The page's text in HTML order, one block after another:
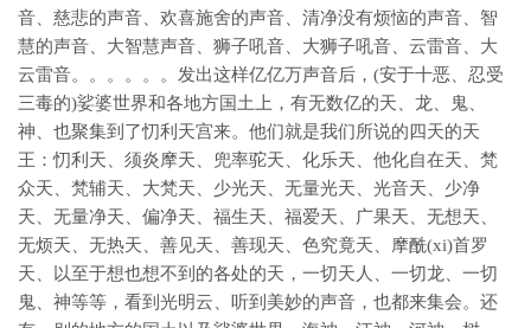
音、慈悲的声音、欢喜施舍的声音、清净没有烦恼的声音、智
慧的声音、大智慧声音、狮子吼音、大狮子吼音、云雷音、大
云雷音。。。。。。发出这样亿亿万声音后，(安于十恶、忍受
三毒的)娑婆世界和各地方国土上，有无数亿的天、龙、鬼、
神、也聚集到了忉利天宫来。他们就是我们所说的四天的天
王：忉利天、须炎摩天、兜率驼天、化乐天、他化自在天、梵
众天、梵辅天、大梵天、少光天、无量光天、光音天、少净
天、无量净天、偏净天、福生天、福爱天、广果天、无想天、
无烦天、无热天、善见天、善现天、色究竟天、摩酰(xi)首罗
天、以至于想也想不到的各处的天，一切天人、一切龙、一切
鬼、神等等，看到光明云、听到美妙的声音，也都来集会。还